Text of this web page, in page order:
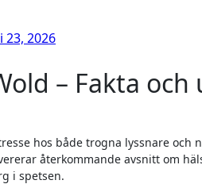
23, 2026
– Fakta
hos både trogna lyssnare och
återkommande avsnitt om
i spetsen.